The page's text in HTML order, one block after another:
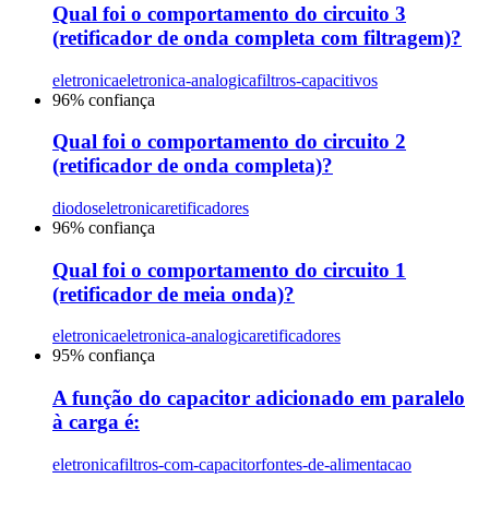
Qual foi o comportamento do circuito 3
(retificador de onda completa com filtragem)?
eletronicaeletronica-analogicafiltros-capacitivos
96% confiança
Qual foi o comportamento do circuito 2
(retificador de onda completa)?
diodoseletronicaretificadores
96% confiança
Qual foi o comportamento do circuito 1
(retificador de meia onda)?
eletronicaeletronica-analogicaretificadores
95% confiança
A função do capacitor adicionado em paralelo
à carga é:
eletronicafiltros-com-capacitorfontes-de-alimentacao